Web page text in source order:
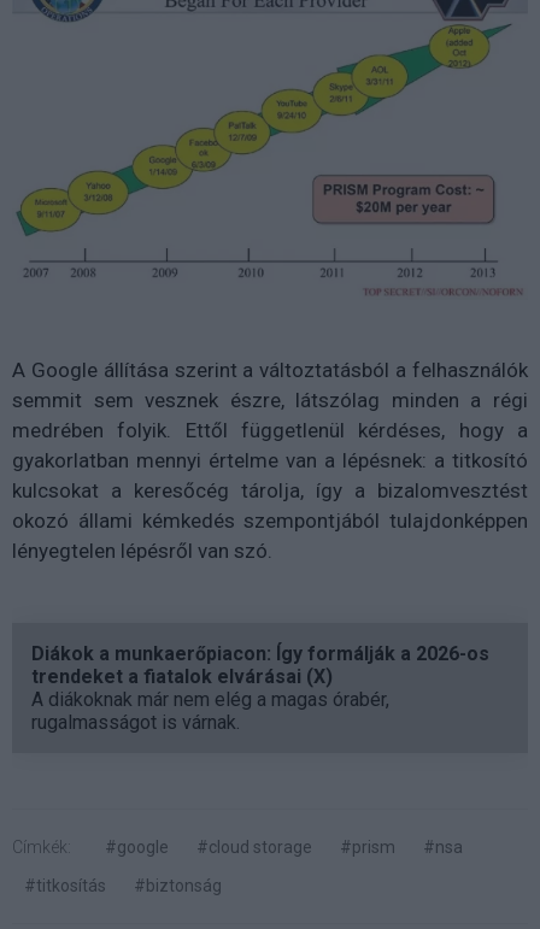
A Google állítása szerint a változtatásból a felhasználók
semmit sem vesznek észre, látszólag minden a régi
medrében folyik. Ettől függetlenül kérdéses, hogy a
gyakorlatban mennyi értelme van a lépésnek: a titkosító
kulcsokat a keresőcég tárolja, így a bizalomvesztést
okozó állami kémkedés szempontjából tulajdonképpen
lényegtelen lépésről van szó.
Diákok a munkaerőpiacon: Így formálják a 2026-os
trendeket a fiatalok elvárásai (X)
A diákoknak már nem elég a magas órabér,
rugalmasságot is várnak.
Címkék: #google #cloud storage #prism
#nsa
#titkosítás
#biztonság